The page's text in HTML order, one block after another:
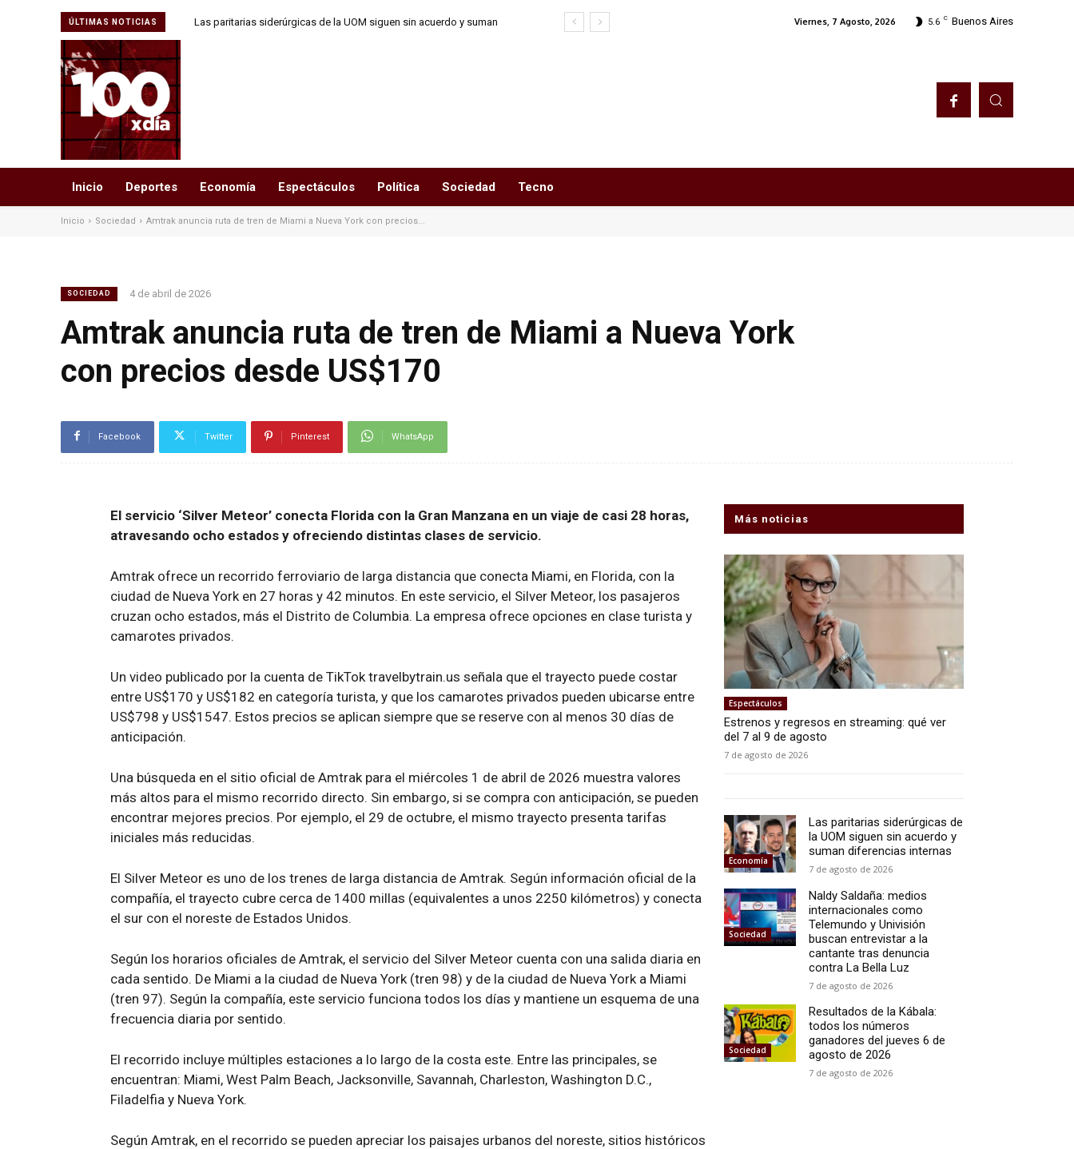
ÚLTIMAS NOTICIAS
Las paritarias siderúrgicas de la UOM siguen sin acuerdo y suman
Viernes, 7 Agosto, 2026 5.6 C Buenos Aires
Inicio Deportes Economía Espectáculos Política Sociedad Tecno
Inicio Sociedad Amtrak anuncia ruta de tren de Miami a Nueva York con precios...
SOCIEDAD 4 de abril de 2026
Amtrak anuncia ruta de tren de Miami a Nueva York
con precios desde US$170
Facebook Twitter Pinterest WhatsApp
El servicio ‘Silver Meteor’ conecta Florida con la Gran Manzana en un viaje de casi 28 horas,
atravesando ocho estados y ofreciendo distintas clases de servicio.
Amtrak ofrece un recorrido ferroviario de larga distancia que conecta Miami, en Florida, con la
ciudad de Nueva York en 27 horas y 42 minutos. En este servicio, el Silver Meteor, los pasajeros
cruzan ocho estados, más el Distrito de Columbia. La empresa ofrece opciones en clase turista y
camarotes privados.
Un video publicado por la cuenta de TikTok travelbytrain.us señala que el trayecto puede costar
entre US$170 y US$182 en categoría turista, y que los camarotes privados pueden ubicarse entre
US$798 y US$1547. Estos precios se aplican siempre que se reserve con al menos 30 días de
anticipación.
Una búsqueda en el sitio oficial de Amtrak para el miércoles 1 de abril de 2026 muestra valores
más altos para el mismo recorrido directo. Sin embargo, si se compra con anticipación, se pueden
encontrar mejores precios. Por ejemplo, el 29 de octubre, el mismo trayecto presenta tarifas
iniciales más reducidas.
El Silver Meteor es uno de los trenes de larga distancia de Amtrak. Según información oficial de la
compañía, el trayecto cubre cerca de 1400 millas (equivalentes a unos 2250 kilómetros) y conecta
el sur con el noreste de Estados Unidos.
Según los horarios oficiales de Amtrak, el servicio del Silver Meteor cuenta con una salida diaria en
cada sentido. De Miami a la ciudad de Nueva York (tren 98) y de la ciudad de Nueva York a Miami
(tren 97). Según la compañía, este servicio funciona todos los días y mantiene un esquema de una
frecuencia diaria por sentido.
El recorrido incluye múltiples estaciones a lo largo de la costa este. Entre las principales, se
encuentran: Miami, West Palm Beach, Jacksonville, Savannah, Charleston, Washington D.C.,
Filadelfia y Nueva York.
Según Amtrak, en el recorrido se pueden apreciar los paisajes urbanos del noreste, sitios históricos
Más noticias
Espectáculos
Estrenos y regresos en streaming: qué ver
del 7 al 9 de agosto
7 de agosto de 2026
Economía
Las paritarias siderúrgicas de
la UOM siguen sin acuerdo y
suman diferencias internas
7 de agosto de 2026
Sociedad
Naldy Saldaña: medios
internacionales como
Telemundo y Univisión
buscan entrevistar a la
cantante tras denuncia
contra La Bella Luz
7 de agosto de 2026
Sociedad
Resultados de la Kábala:
todos los números
ganadores del jueves 6 de
agosto de 2026
7 de agosto de 2026